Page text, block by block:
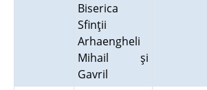
Biserica
Sfinţii
Arhaengheli
Mihail şi
Gavril